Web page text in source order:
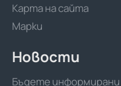
Карта на сайта
Марки
Новости
Бъдете